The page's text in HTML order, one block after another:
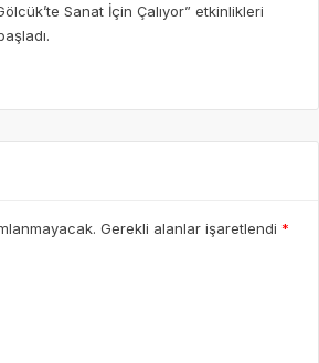
Sanat İçin Çalıyor” etkinlikleri
Gerekli alanlar işaretlendi *